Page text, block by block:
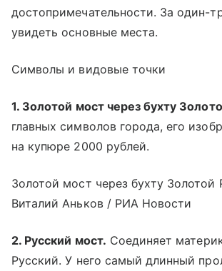
достопримечательности. За один-
увидеть основные места.
Символы и видовые точки
1. Золотой мост через бухту
главных символов города, его
на купюре 2000 рублей.
Золотой мост через бухту Золотой
Виталий Аньков / РИА Новости
2. Русский мост. Соединяет
Русский. У него самый длинный